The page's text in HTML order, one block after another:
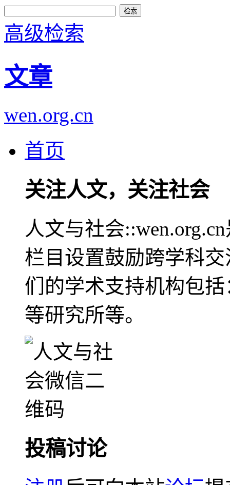
高级检索
文章
wen.org.cn
首页
关注人文，关注社会
人文与社会
栏目设置鼓励跨学科
们的学术支持机构包
等研究所等。
投稿讨论